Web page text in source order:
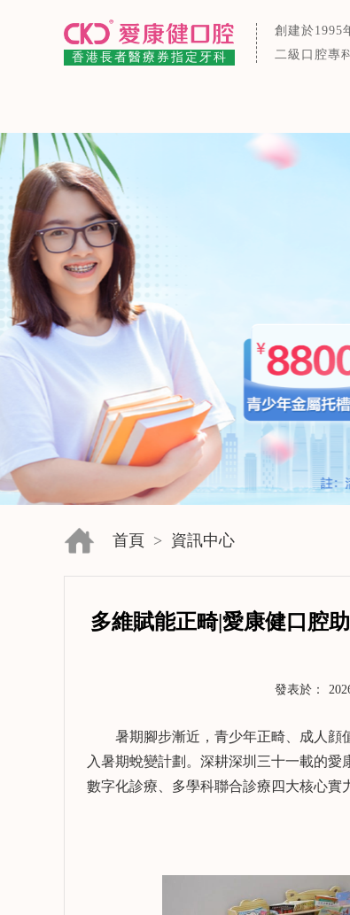
創建於1995
二級口腔專
香港長者醫療券指定牙科
首頁 > 資訊中心
多維賦能正畸|愛康健口腔
發表於：
暑期腳步漸近，青少年正畸、成人顔值
入暑期蛻變計劃。深耕深圳三十一載的愛
數字化診療、多學科聯合診療四大核心實
了解更多>>